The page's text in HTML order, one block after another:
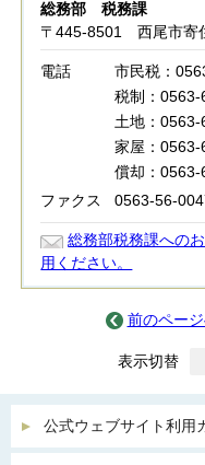
総務部 税務課
〒445-8501 西尾市寄
電話
市民税：
税制：0563-
土地：0563-
家屋：0563-
償却：0563-
ファクス
0563-56-
総務部税務課への
用ください。
前のペー
表示切替
公式ウェブサイト利用